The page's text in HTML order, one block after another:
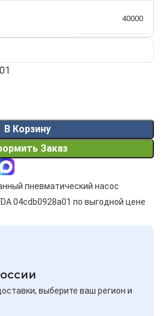
40000
В Корзину
Заказ
пневматический насос
04cdb0928a01 по выгодной цене
выберите ваш регион и